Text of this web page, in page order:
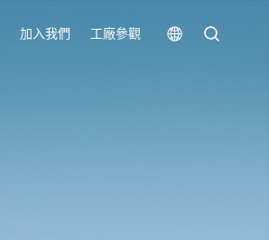
加入我們 工廠參觀